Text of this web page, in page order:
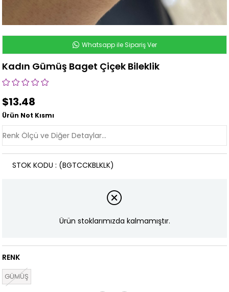
Whatsapp ile Sipariş Ver
Kadın Gümüş Baget Çiçek Bileklik
$13.48
Ürün Not Kısmı
(BGTCCKBLKLK)
STOK KODU
Ürün stoklarımızda kalmamıştır.
RENK
GÜMÜŞ